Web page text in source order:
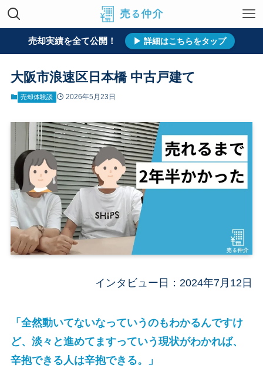
売却実績を全て公開！ ▶ 詳細はこちらをタップ
ホーム 売る仲介について 売却体験談
大阪市浪速区日本橋 中古戸建て
売却体験談 2026年5月23日
インタビュー日：2024年7月12日
「全然動いてないなっていうのもわかるんですけ
ど、淡々と進めてますっていう現状がわかれば、
辛抱できる人は辛抱できる。」